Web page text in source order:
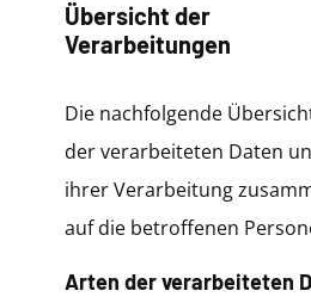
Übersicht der
Verarbeitungen
Die nachfolgende
der verarbeiteten Daten
ihrer Verarbeitung
auf die betroffenen
Arten der verarbeiteten